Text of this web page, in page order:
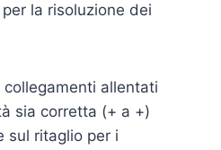
la risoluzione dei
allentati
sia corretta (+ a +)
sul ritaglio per i